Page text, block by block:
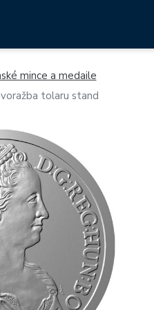
mince a medaile
tolaru stand